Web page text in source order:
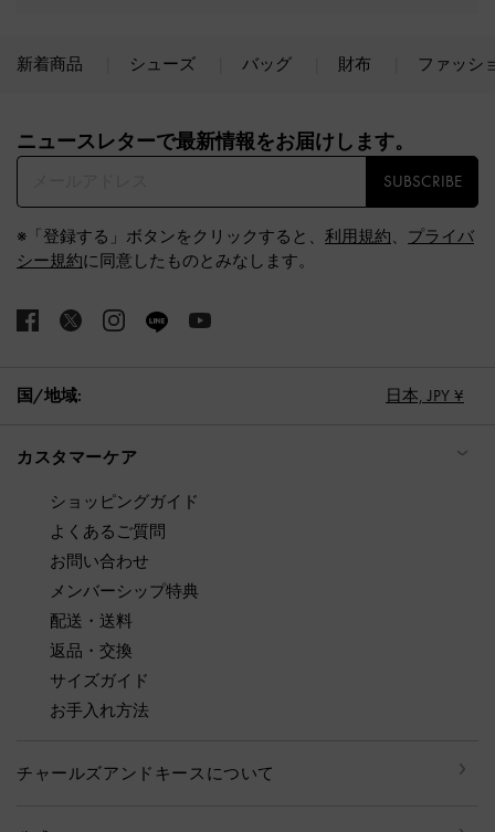
新着商品 シューズ バッグ 財布 ファッシ
ニュースレターで最新情報をお届けします。​
SUBSCRIBE
※「登録する」ボタンをクリックすると、 利用規約、 プライバ
シー規約に同意したものとみなします。
国/地域: 日本, JPY ¥
カスタマーケア
ショッピングガイド
よくあるご質問
お問い合わせ
メンバーシップ特典
配送・送料
返品・交換
サイズガイド
お手入れ方法
チャールズアンドキースについて